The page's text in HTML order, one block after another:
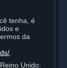
tenha, é
e
da
Unido: